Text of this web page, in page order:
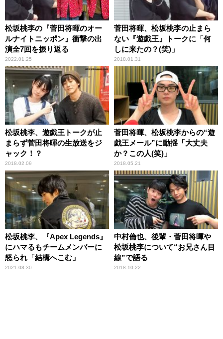
松坂桃李の『菅田将暉のオー
ルナイトニッポン』衝撃の出
演全7回を振り返る
2022.01.25
菅田将暉、松坂桃李の止まら
ない『遊戯王』トークに「何
しに来たの？(笑)」
2018.01.31
松坂桃李、遊戯王トークが止
まらず菅田将暉の生放送をジ
ャック！？
2018.02.09
菅田将暉、松坂桃李からの“遊
戯王メール”に動揺「大丈夫
か？この人(笑)」
2018.05.21
松坂桃李、『Apex Legends』
にハマるもチームメンバーに
怒られ「結構へこむ」
2021.08.30
中村倫也、後輩・菅田将暉や
松坂桃李について“お兄さん目
線”で語る
2018.10.22